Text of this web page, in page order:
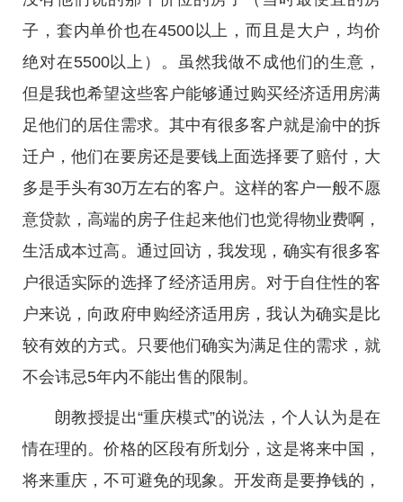
子，套内单价也在4500以上，而且是大户，均价
绝对在5500以上）。虽然我做不成他们的生意，
但是我也希望这些客户能够通过购买经济适用房满
足他们的居住需求。其中有很多客户就是渝中的拆
迁户，他们在要房还是要钱上面选择要了赔付，大
多是手头有30万左右的客户。这样的客户一般不愿
意贷款，高端的房子住起来他们也觉得物业费啊，
生活成本过高。通过回访，我发现，确实有很多客
户很适实际的选择了经济适用房。对于自住性的客
户来说，向政府申购经济适用房，我认为确实是比
较有效的方式。只要他们确实为满足住的需求，就
不会讳忌5年内不能出售的限制。
朗教授提出“重庆模式”的说法，个人认为是在
情在理的。价格的区段有所划分，这是将来中国，
将来重庆，不可避免的现象。开发商是要挣钱的，